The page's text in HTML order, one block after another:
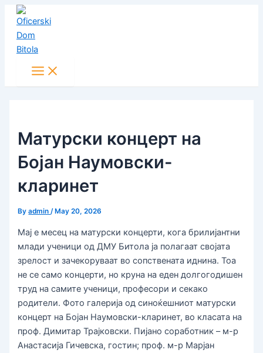
Skip
content
Матурски концерт на
Бојан Наумовски-
кларинет
Byadmin/ May 20, 2026
Мај е месец на матурски концерти, кога брилијантни
млади ученици од ДМУ Битола ја полагаат својата
зрелост и зачекоруваат во сопствената иднина. Тоа
не се само концерти, но круна на еден долгогодишен
труд на самите ученици, професори и секако
родители. Фото галерија од синоќешниот матурски
концерт на Бојан Наумовски-кларинет, во класата на
проф. Димитар Трајковски. Пијано соработник – м-р
Анастасија Гичевска, гостин; проф. м-р Марјан
Post
navigation